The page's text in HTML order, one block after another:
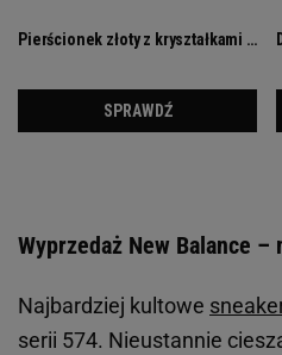
Wyprzedaż New Balance
Najbardziej kultowe
serii 574. Nieustannie